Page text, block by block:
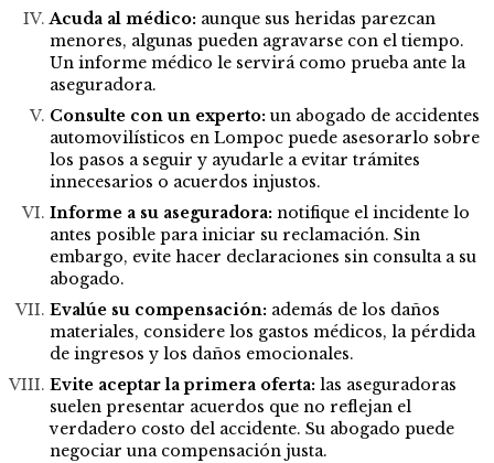
Acuda al médico: aunque sus heridas parezcan
menores, algunas pueden agravarse con el tiempo.
Un informe médico le servirá como prueba ante la
aseguradora.
Consulte con un experto: un abogado de accidentes
automovilísticos en Lompoc puede asesorarlo sobre
los pasos a seguir y ayudarle a evitar trámites
innecesarios o acuerdos injustos.
Informe a su aseguradora: notifique el incidente lo
antes posible para iniciar su reclamación. Sin
embargo, evite hacer declaraciones sin consulta a su
abogado.
Evalúe su compensación: además de los daños
materiales, considere los gastos médicos, la pérdida
de ingresos y los daños emocionales.
Evite aceptar la primera oferta: las aseguradoras
suelen presentar acuerdos que no reflejan el
verdadero costo del accidente. Su abogado puede
negociar una compensación justa.